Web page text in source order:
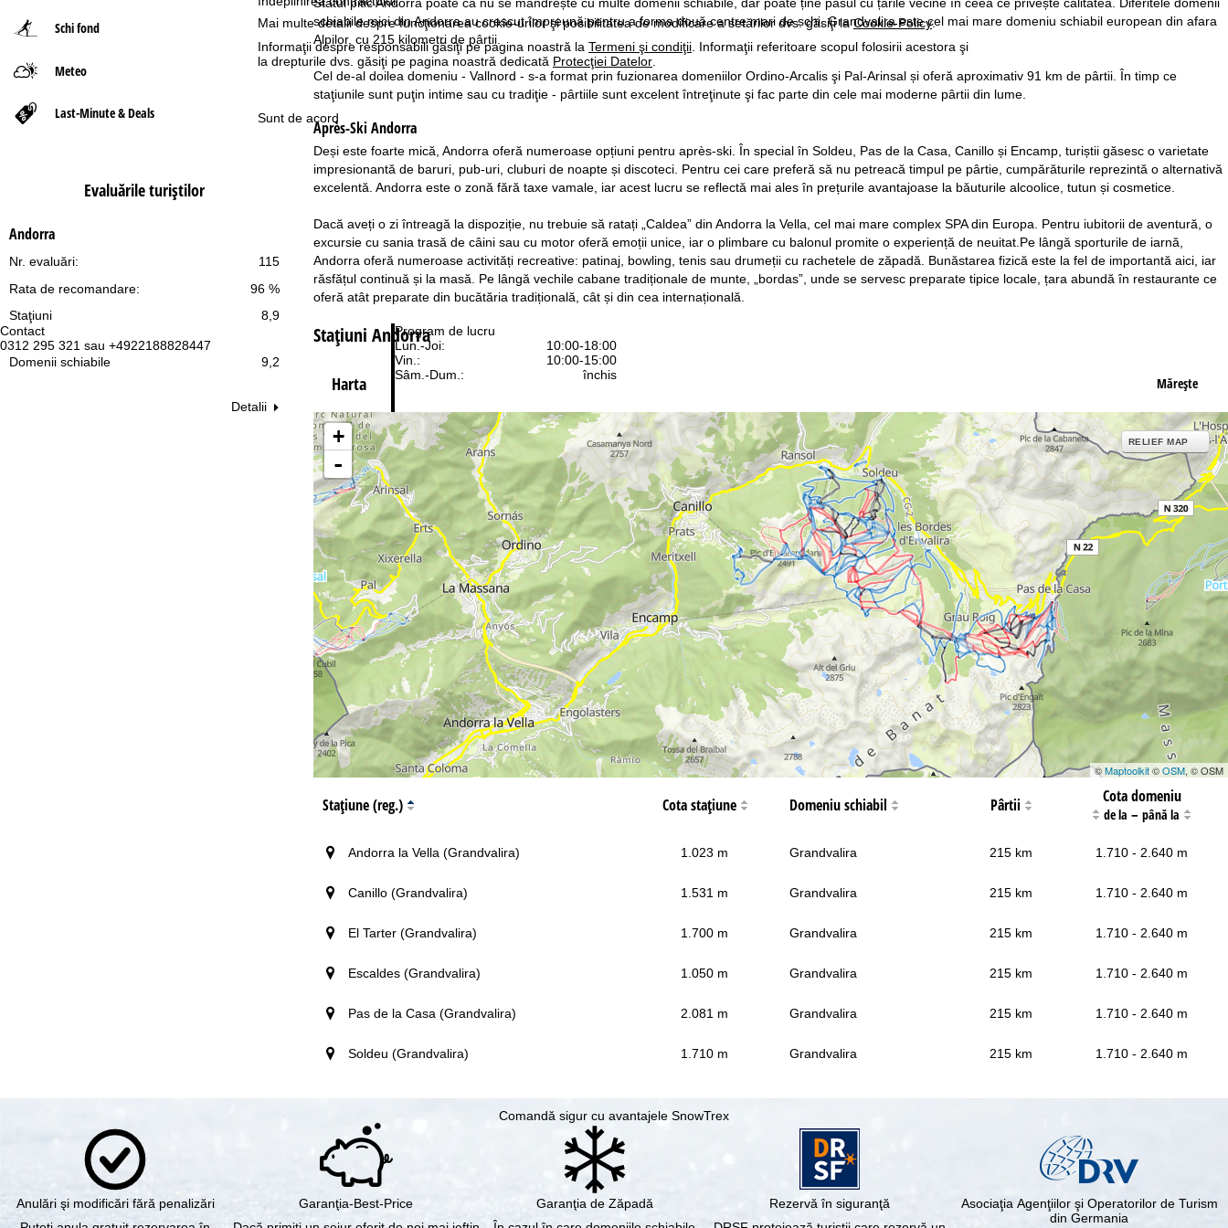
Mai multe detalii despre funcţionarea cookie-urilor şi posibilitatea de modificare a setărilor dvs. găsiţi laCookie-Policy.
Informaţii despre responsabili găsiţi pe pagina noastră la Termeni şi condiţii . Informaţii referitoare scopul folosirii acestora şi
la drepturile dvs. găsiţi pe pagina noastră dedicată Protecţiei Datelor
Sunt de acord
Contact
0312 295 321 sau +4922188828447
Program de lucru
Lun.-Joi:
10:00-18:00
Vin.:
10:00-15:00
Sâm.-Dum.:
închis
Contact
Asistenţă
Schi fond
Meteo
Last-Minute & Deals
Evaluările turiştilor
Andorra
115
Nr. evaluări:
96 %
Rata de recomandare:
Staţiuni
8,9
Domenii schiabile 9,2
Detalii
ă
schiabile mici din Andorra au crescut împreună pentru a forma două centre mari de schi. Grandvalira este cel mai mare domeniu schiabil european din afara
Alpilor, cu 215 kilometri de pârtii.
Cel de-al doilea domeniu - Vallnord - s-a format prin fuzionarea domeniilor Ordino-Arcalis şi Pal-Arinsal și oferă aproximativ 91 km de pârtii. În timp ce
staţiunile sunt puţin intime sau cu tradiţie - pârtiile sunt excelent întreţinute şi fac parte din cele mai moderne pârtii din lume.
Après-Ski Andorra
Deși este foarte mică, Andorra oferă numeroase opțiuni pentru après-ski. În special în Soldeu, Pas de la Casa, Canillo și Encamp, turiștii găsesc o varietate
impresionantă de baruri, pub-uri, cluburi de noapte și discoteci. Pentru cei care preferă să nu petreacă timpul pe pârtie, cumpărăturile reprezintă o alternativă
excelentă. Andorra este o zonă fără taxe vamale, iar acest lucru se reflectă mai ales în prețurile avantajoase la băuturile alcoolice, tutun și cosmetice.
Dacă aveți o zi întreagă la dispoziție, nu trebuie să ratați „Caldea” din Andorra la Vella, cel mai mare complex SPA din Europa. Pentru iubitorii de aventură, o
excursie cu sania trasă de câini sau cu motor oferă emoții unice, iar o plimbare cu balonul promite o experiență de neuitat.Pe lângă sporturile de iarnă,
Andorra oferă numeroase activități recreative: patinaj, bowling, tenis sau drumeții cu rachetele de zăpadă. Bunăstarea fizică este la fel de importantă aici, iar
răsfățul continuă și la masă. Pe lângă vechile cabane tradiționale de munte, „bordas”, unde se servesc preparate tipice locale, țara abundă în restaurante ce
oferă atât preparate din bucătăria tradițională, cât și din cea internațională.
Staţiuni Andorra
Harta Măreşte
+
-
RELIEF MAP
©Maptoolkit©OSM, © OSM
Staţiune (reg.) Cota staţiune Domeniu schiabil Pârtii Cota domeniu
de la –până la
Andorra la Vella (Grandvalira) 1.023 m Grandvalira 215 km 1.710 - 2.640 m
Canillo (Grandvalira) 1.531 m Grandvalira 215 km 1.710 - 2.640 m
El Tarter (Grandvalira) 1.700 m Grandvalira 215 km 1.710 - 2.640 m
Escaldes (Grandvalira) 1.050 m Grandvalira 215 km 1.710 - 2.640 m
Pas de la Casa (Grandvalira) 2.081 m Grandvalira 215 km 1.710 - 2.640 m
Soldeu (Grandvalira) 1.710 m Grandvalira 215 km 1.710 - 2.640 m
Comandă sigur cu avantajele SnowTrex
Anulări şi modificări fără penalizări
Garanţia-Best-Price
Garanţia de Zăpadă
Rezervă în siguranţă
Asociaţia Agenţiilor şi Operatorilor de Turism
din Germania